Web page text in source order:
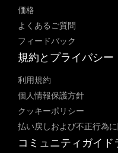
価格
よくあるご質問
フィードバック
規約とプライバシー
利用規約
個人情報保護方針
クッキーポリシー
払い戻しおよび不正行為
コミュニティガイド